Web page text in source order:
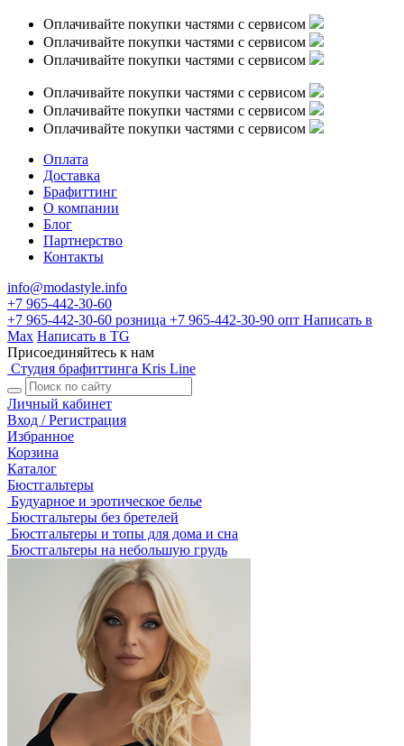
Оплачивайте покупки частями с сервисом
Оплачивайте покупки частями с сервисом
Оплачивайте покупки частями с сервисом
Оплачивайте покупки частями с сервисом
Оплачивайте покупки частями с сервисом
Оплачивайте покупки частями с сервисом
Оплата
Доставка
Брафиттинг
О компании
Блог
Партнерство
Контакты
info@modastyle.info
+7 965-442-30-60
+7 965-442-30-60 розница +7 965-442-30-90 опт Написать в
Max Написать в TG
Присоединяйтесь к нам
Студия брафиттинга Kris Line
Личный кабинет
Вход / Регистрация
Избранное
Корзина
Каталог
Бюстгальтеры
Будуарное и эротическое белье
Бюстгальтеры без бретелей
Бюстгальтеры и топы для дома и сна
Бюстгальтеры на небольшую грудь